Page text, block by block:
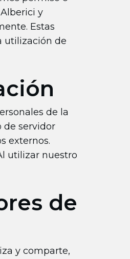
y
Estas
utilización de
de la
de servidor
externos.
utilizar nuestro
de
y comparte,